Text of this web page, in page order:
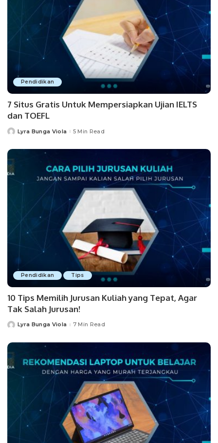
Pendidikan
7 Situs Gratis Untuk Mempersiapkan Ujian IELTS
dan TOEFL
PostedLyra Bunga Viola 5 Min Read
Pendidikan Tips
10 Tips Memilih Jurusan Kuliah yang Tepat, Agar
Tak Salah Jurusan!
PostedLyra Bunga Viola 7 Min Read